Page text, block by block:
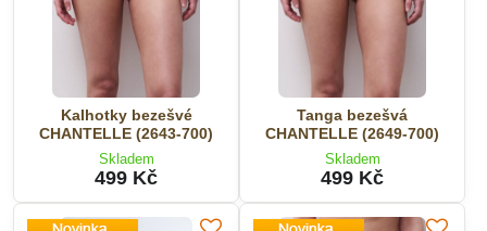
Kalhotky bezešvé
CHANTELLE (2643-700)
Skladem
499 Kč
Tanga bezešvá
CHANTELLE (2649-700)
Skladem
499 Kč